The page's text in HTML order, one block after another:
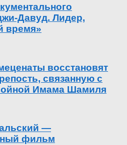
Давуд. Лидер,
время»
восстановят
связанную с
Имама Шамиля
—
фильм